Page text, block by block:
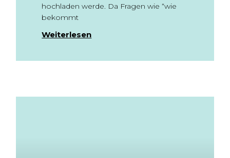
hochladen werde. Da Fragen wie “wie
bekommt
Weiterlesen